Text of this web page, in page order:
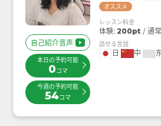
自己紹介音声
本日の予約可能
0コマ
今週の予約可能
54コマ
オススメ
レッスン料金
体験: 200pt 通
話せる言語
日 中